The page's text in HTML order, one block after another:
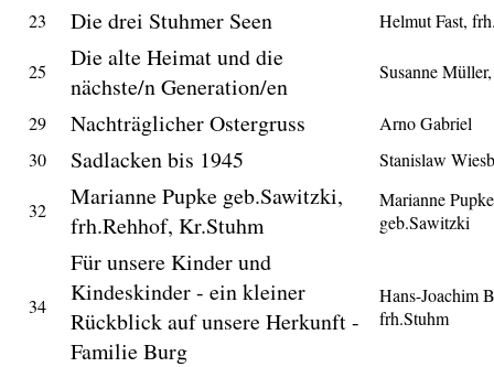
23 Die drei Stuhmer Seen Helmut Fast,
25
Die alte Heimat und die
nächste/n Generation/en
Susanne
29 Nachträglicher Ostergruss
Arno Gabriel
30
Sadlacken bis 1945 Stanislaw
32
Marianne Pupke geb.Sawitzki,
frh.Rehhof, Kr.Stuhm
Marianne Pupke
geb.Sawitzki
34
Für unsere Kinder und
Kindeskinder - ein kleiner
Rückblick auf unsere Herkunft -
Familie Burg
Hans-Joachim
frh.Stuhm